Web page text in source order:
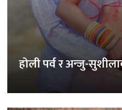
होली पर्व र अन्जु-